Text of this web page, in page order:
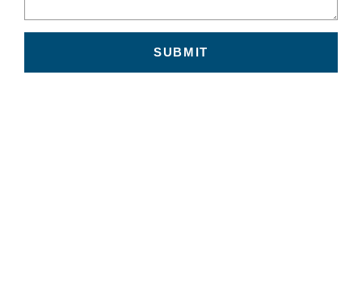
SUBMIT